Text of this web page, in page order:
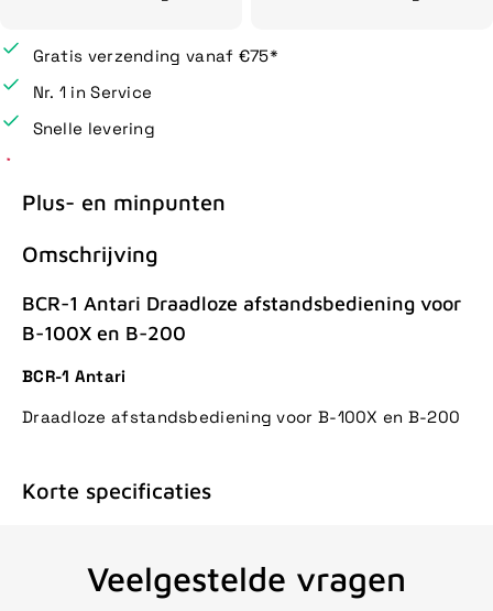
Gratis verzending vanaf €75*
Nr. 1 in Service
Snelle levering
Plus- en minpunten
Omschrijving
BCR-1 Antari Draadloze afstandsbediening voor
B-100X en B-200
BCR-1 Antari
Draadloze afstandsbediening voor B-100X en B-200
Korte specificaties
Veelgestelde vragen